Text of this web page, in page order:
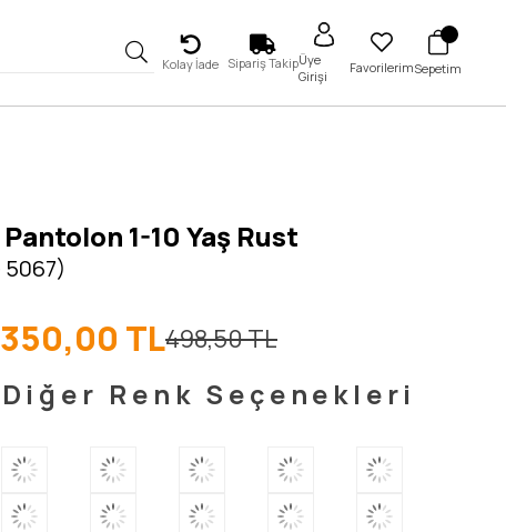
Kolay İade Sipariş TakipÜye
Girişi
FavorilerimSepetim
1-10 Yaş Rust
498,50 TL
350,00 TL
Diğer Renk Seçenekleri